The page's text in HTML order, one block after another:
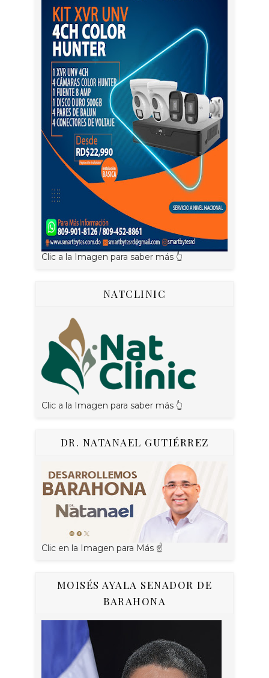
Clic a la Imagen para saber más 👆
NATCLINIC
Clic a la Imagen para saber más 👆
DR. NATANAEL GUTIÉRREZ
Clic en la Imagen para Más ☝
MOISÉS AYALA SENADOR DE
BARAHONA